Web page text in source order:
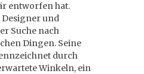
entworfen hat.
Designer und
Suche nach
Dingen. Seine
durch
Winkeln, ein